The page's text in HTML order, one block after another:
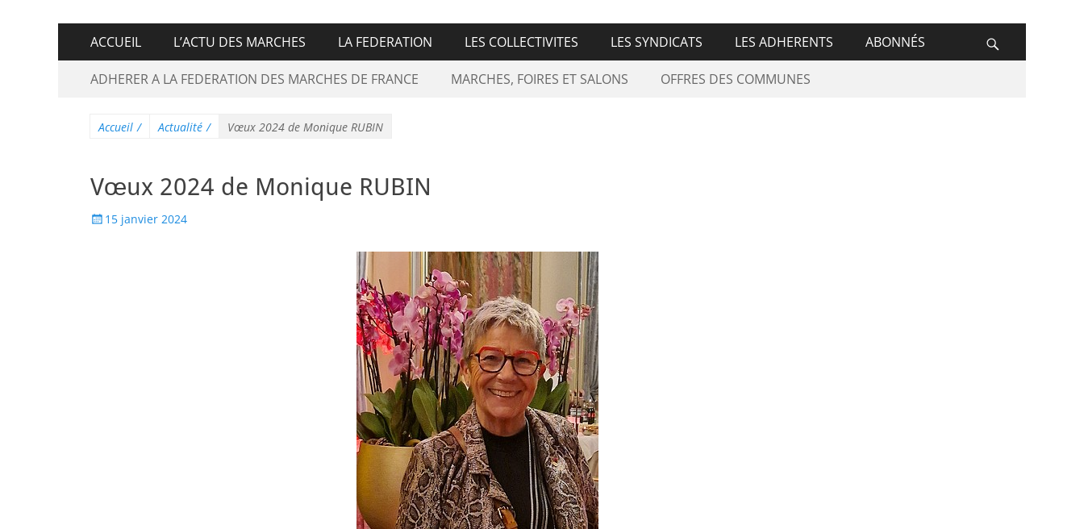
ACCUEIL L’ACTU DES MARCHES LA FEDERATION LES COLLECTIVITES LES SYNDICATS LES ADHERENTS ABONNÉS
ADHERER A LA FEDERATION DES MARCHES DE FRANCE MARCHES, FOIRES ET SALONS OFFRES DES COMMUNES
Accueil / Actualité / Vœux 2024 de Monique RUBIN
Vœux 2024 de Monique RUBIN
15 janvier 2024